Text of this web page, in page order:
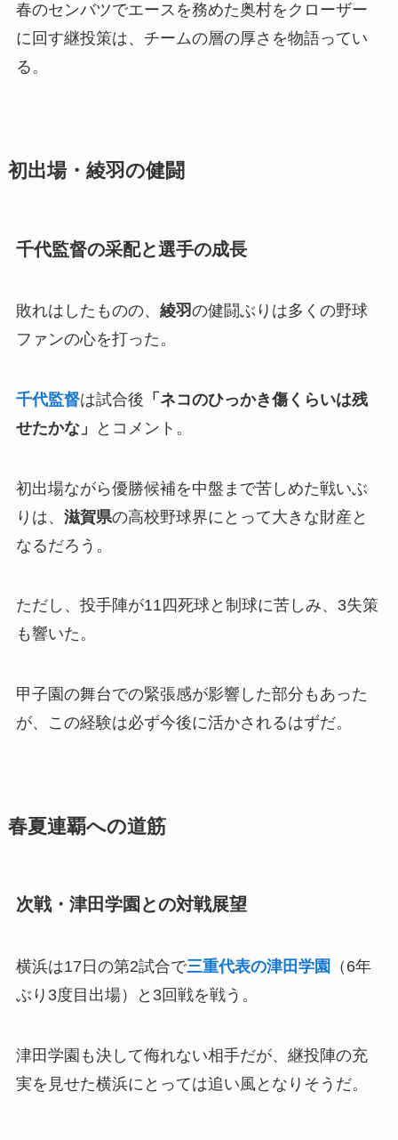
春のセンバツでエースを務めた奥村をクローザー
に回す継投策は、チームの層の厚さを物語ってい
る。
初出場・綾羽の健闘
千代監督の采配と選手の成長
敗れはしたものの、 綾羽の健闘ぶりは多くの野球
ファンの心を打った。
千代監督は試合後 「ネコのひっかき傷くらいは残
せたかな」
とコメント。
初出場ながら優勝候補を中盤まで苦しめた戦いぶ
りは、 滋賀県の高校野球界にとって大きな財産と
なるだろう。
ただし、投手陣が11四死球と制球に苦しみ、3失策
も響いた。
甲子園の舞台での緊張感が影響した部分もあった
が、この経験は必ず今後に活かされるはずだ。
春夏連覇への道筋
次戦・津田学園との対戦展望
横浜は17日の第2試合で三重代表の津田学園 （6年
ぶり3度目出場）と3回戦を戦う。
津田学園も決して侮れない相手だが、継投陣の充
実を見せた横浜にとっては追い風となりそうだ。